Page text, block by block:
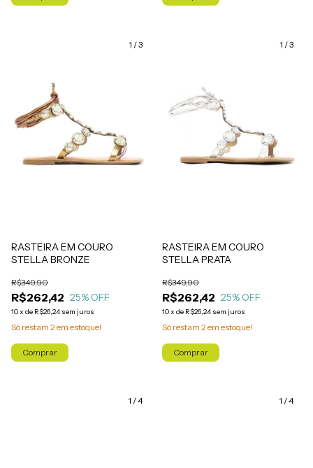
1 /3
RASTEIRA EM COURO
STELLA BRONZE
R$262,42
R$349,90
25% OFF
10x de R$26,24 sem juros
Só restam 2 em estoque!
Comprar
1 /3
RASTEIRA EM COURO
STELLA PRATA
R$262,42
R$349,90
25% OFF
10x de R$26,24 sem juros
Só restam 2 em estoque!
Comprar
1 /4 1 /4